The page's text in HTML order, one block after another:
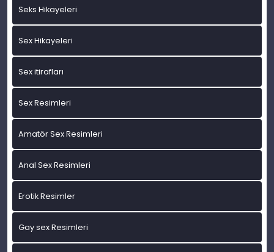
Seks Hikayeleri
Sex Hikayeleri
Sex itirafları
Sex Resimleri
Amatör Sex Resimleri
Anal Sex Resimleri
Erotik Resimler
Gay sex Resimleri